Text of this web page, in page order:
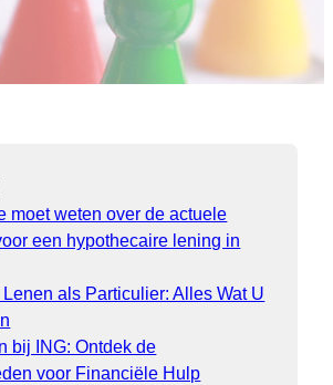
moet weten over de actuele
een hypothecaire lening in
als Particulier: Alles Wat U
bij ING: Ontdek de
voor Financiële Hulp